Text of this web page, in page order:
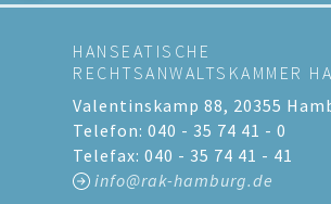
HANSEATISCHE
RECHTSANWALTSKAMMER
Valentinskamp 88, 20355
Telefon: 040 - 35 74 41 - 0
Telefax: 040 - 35 74 41 - 41
info@rak-hamburg.de